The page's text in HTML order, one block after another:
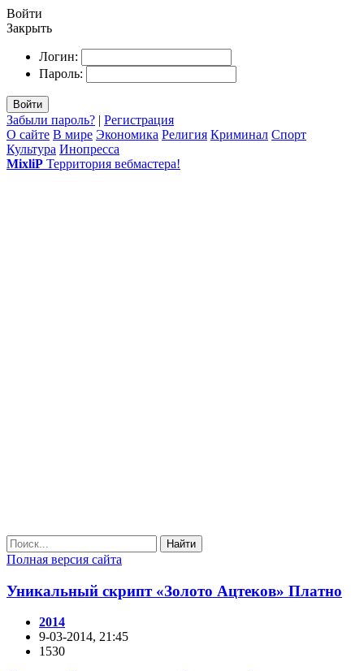
Войти
Закрыть
Логин:
Пароль:
Войти
Забыли пароль? | Регистрация
О сайте В мире Экономика Религия Криминал Спорт
Культура Инопресса
MixliP Территория вебмастера!
Найти
Полная версия сайта
Уникальный скрипт «Золото Ацтеков» Платно
2014
9-03-2014, 21:45
1530